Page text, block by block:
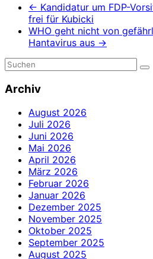
← Kandidatur um FDP-
frei für Kubicki
WHO geht nicht von
Hantavirus aus →
Archiv
August 2026
Juli 2026
Juni 2026
Mai 2026
April 2026
März 2026
Februar 2026
Januar 2026
Dezember 2025
November 2025
Oktober 2025
September 2025
August 2025